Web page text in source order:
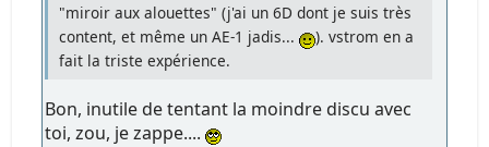
"miroir aux alouettes" (j'ai un 6D dont je suis très
content, et même un AE-1 jadis...
). vstrom en a
fait la triste expérience.
Bon, inutile de tentant la moindre discu avec
toi, zou, je zappe....